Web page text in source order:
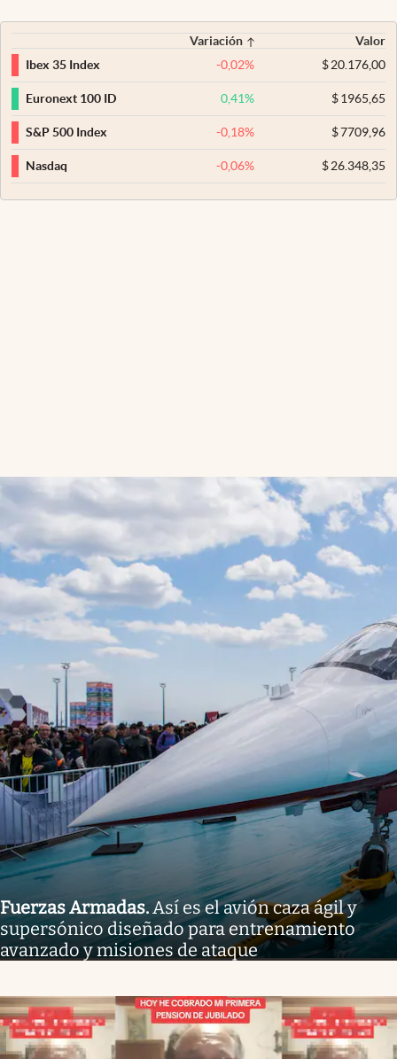
Variación
Valor
Ibex 35 Index
-0,02% $20.176,00
Euronext 100 ID 0,41% $1965,65
S&P 500 Index -0,18% $7709,96
Nasdaq -0,06% $26.348,35
Fuerzas Armadas.Así es el avión caza ágil y
supersónico diseñado para entrenamiento
avanzado y misiones de ataque